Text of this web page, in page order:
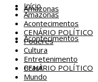
Amazonas
Acontecimentos
CENÁRIO POLÍTICO
Início
Amazonas
Acontecimentos
CENÁRIO POLÍTICO
Poderes
Cultura
Entretenimento
Brasil
Mundo